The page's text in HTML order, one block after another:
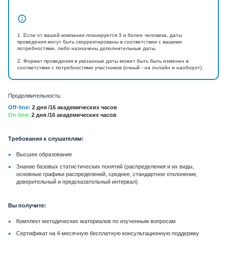
1. Если от вашей компании планируется 3 и более человека, даты
проведения могут быть скорректированы в соответствии с вашими
потребностями, либо назначены дополнительные даты.
2. Формат проведения в указанные даты может быть быть изменен в
соответствии с потребностями участников (очный - на онлайн и наоборот).
Продолжительность:
Off-line: 2 дня /16 академических часов
On-line: 2 дня /16 академических часов
Требования к слушателям:
• Высшее образование
•
Знание базовых статистических понятий (распределения и их виды,
основные графики распределений, среднее, стандартное отклонение,
доверительный и предсказательный интервал)
Вы получите:
• Комплект методических материалов по изученным вопросам
• Сертификат на 4-месячную бесплатную консультационную поддержку